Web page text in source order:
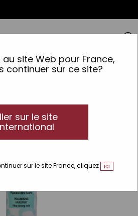
site Web pour France,
continuer sur ce site?
sur le site
sur le site France, cliquez ici
> Spray volumisant capillaire